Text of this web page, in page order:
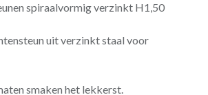
spiraalvormig verzinkt H1,50
uit verzinkt staal voor
smaken het lekkerst.